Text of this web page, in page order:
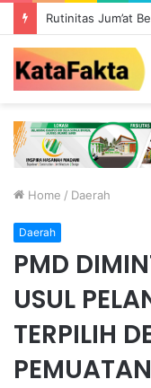
Home / Daerah
Daerah
PMD
USUL
TERPILIH
PEMUATAN